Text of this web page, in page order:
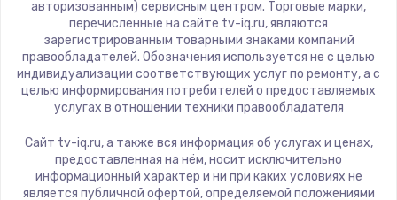
Замена видеочипа
2745 руб.
Заказать
2600 руб.
Заказать
Yandex
National
iFFALCON
Tuvio
Nord
BenQ
авторизованным) сервисным центром. Торговые марки,
перечисленные на сайте tv-iq.ru, являются
зарегистрированным товарными знаками компаний
правообладателей. Обозначения используется не с целью
индивидуализации соответствующих услуг по ремонту, а с
целью информирования потребителей о предоставляемых
услугах в отношении техники правообладателя
Сайт tv-iq.ru, а также вся информация об услугах и ценах,
предоставленная на нём, носит исключительно
информационный характер и ни при каких условиях не
является публичной офертой, определяемой положениями